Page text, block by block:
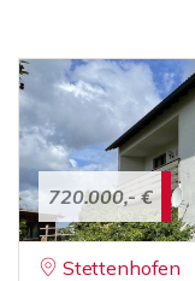
720.000,- €
Stettenhofen